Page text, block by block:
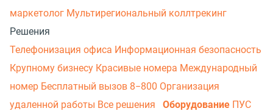
маркетолог Мультирегиональный коллтрекинг
Решения
Телефонизация офиса Информационная безопасность
Крупному бизнесу Красивые номера Международный
номер Бесплатный вызов 8−800 Организация
удаленной работы Все решения Оборудование ПУС